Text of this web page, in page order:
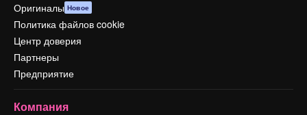
Оригиналы Новое
Политика файлов cookie
Центр доверия
Партнеры
Предприятие
Компания